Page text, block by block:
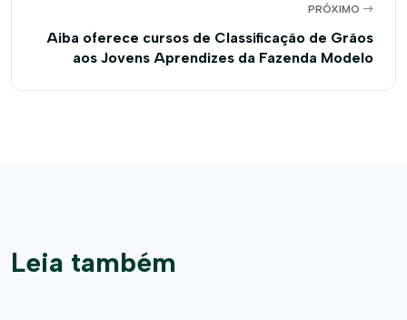
PRÓXIMO
Aiba oferece cursos de Classificação de Grãos
aos Jovens Aprendizes da Fazenda Modelo
Leia também